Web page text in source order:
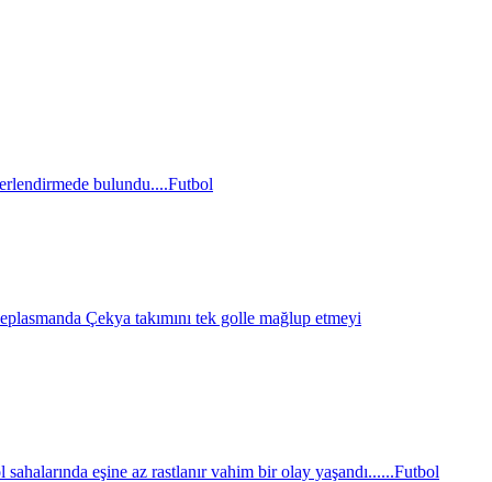
bulundu....Futbol
Çekya takımını tek golle mağlup etmeyi
eşine az rastlanır vahim bir olay yaşandı......Futbol